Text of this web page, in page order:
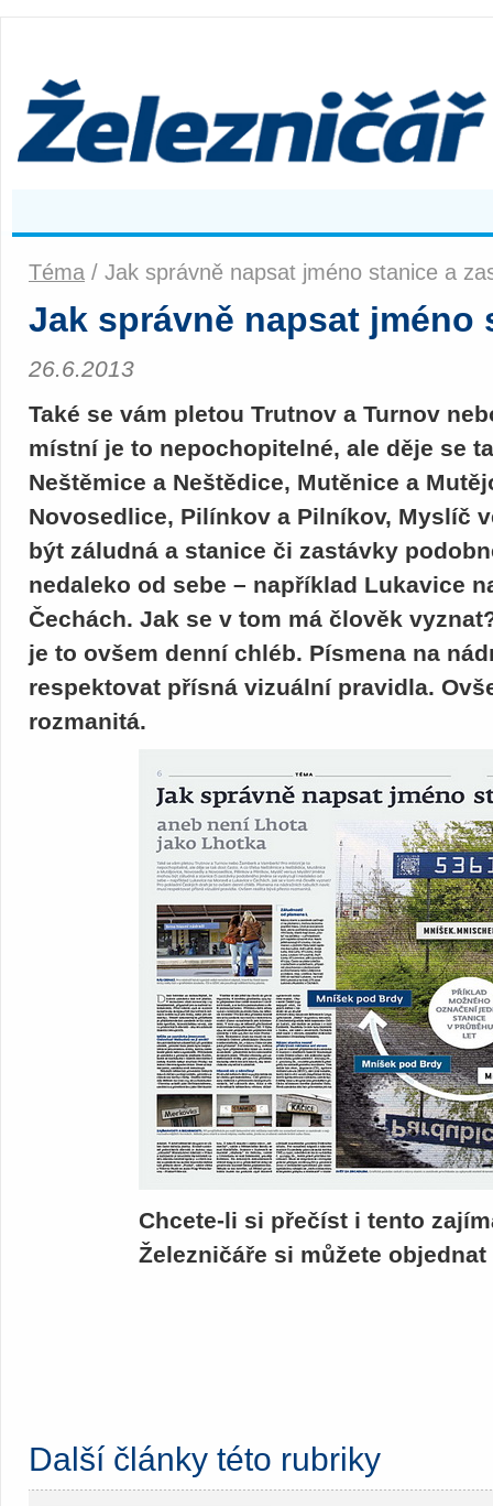
Téma / Jak správně napsat jméno stanice a
Jak správně napsat jméno
26.6.2013
Také se vám pletou Trutnov a Turnov
místní je to nepochopitelné, ale děje se
Neštěmice a Neštědice, Mutěnice a
Novosedlice, Pilínkov a Pilníkov, Myslíč
být záludná a stanice či zastávky
nedaleko od sebe – například Lukavice
Čechách. Jak se v tom má člověk
je to ovšem denní chléb. Písmena na
respektovat přísná vizuální pravidla.
rozmanitá.
Chcete-li si přečíst i tento
Železničáře si můžete
Další články této rubriky